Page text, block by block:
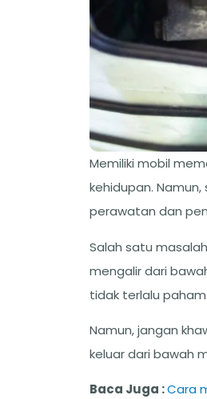
Memiliki mobil
kehidupan.
perawatan dan
Salah satu
mengalir dari
tidak terlalu
Namun, jangan
keluar dari bawah
Baca Juga :Cara